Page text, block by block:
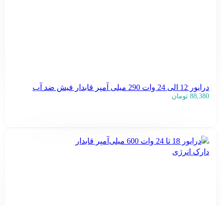
درایور 12 الی 24 وات 290 میلی آمپر قابدار فیش ضد آب
88,380 تومان